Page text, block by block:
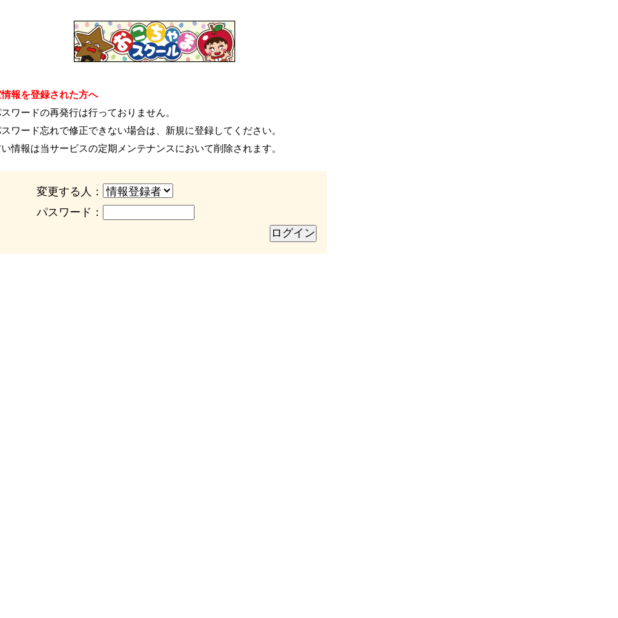
報を登録された方へ
スワードの再発行は行っておりません。
スワード忘れで修正できない場合は、新規に登録してください。
い情報は当サービスの定期メンテナンスにおいて削除されます。
変更する人：
パスワード：